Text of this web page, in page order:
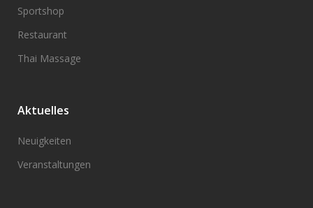
Sportshop
Restaurant
Thai Massage
Aktuelles
Neuigkeiten
Veranstaltungen